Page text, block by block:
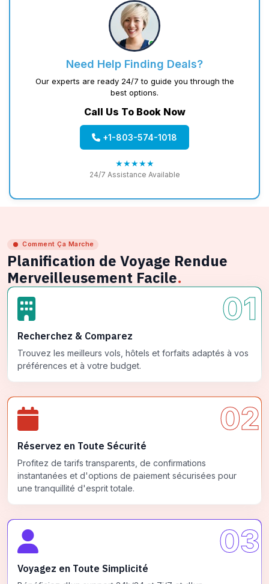
Need Help Finding Deals?
Our experts are ready 24/7 to guide you through the
best options.
Call Us To Book Now
+1-803-574-1018
★★★★★
24/7 Assistance Available
Comment Ça Marche
Planification de Voyage Rendue
Merveilleusement Facile.
01
Recherchez & Comparez
Trouvez les meilleurs vols, hôtels et forfaits adaptés à vos
préférences et à votre budget.
02
Réservez en Toute Sécurité
Profitez de tarifs transparents, de confirmations
instantanées et d'options de paiement sécurisées pour
une tranquillité d'esprit totale.
03
Voyagez en Toute Simplicité